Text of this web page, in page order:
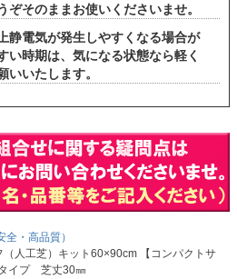
ぞそのままお使いくださいませ。
静電気が発生しやすくなる場合が
い時期は、気になる状態なら軽く
いいたします。
・高品質）
人工芝）キット60×90cm 【コンパクトサ
イプ 芝丈30㎜